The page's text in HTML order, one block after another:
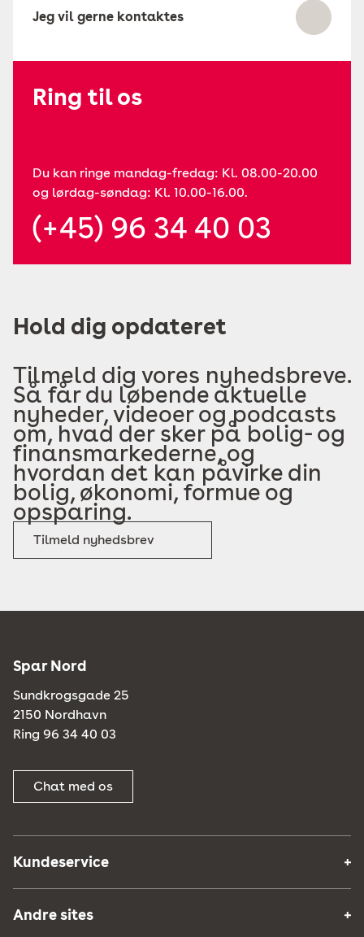
Jeg vil gerne kontaktes
Ring til os
Du kan ringe mandag-fredag: Kl. 08.00-20.00
og lørdag-søndag: Kl. 10.00-16.00.
(+45) 96 34 40 03
Hold dig opdateret
Tilmeld dig vores nyhedsbreve.
Så får du løbende aktuelle
nyheder, videoer og podcasts
om, hvad der sker på bolig- og
finansmarkederne, og
hvordan det kan påvirke din
bolig, økonomi, formue og
opsparing.
Tilmeld nyhedsbrev
Spar Nord
Sundkrogsgade 25
2150 Nordhavn
Ring 96 34 40 03
Chat med os
Kundeservice
Andre sites